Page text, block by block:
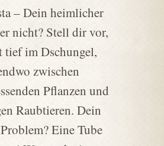
– Dein heimlicher
nicht? Stell dir vor,
tief im Dschungel,
zwischen
Pflanzen und
Raubtieren. Dein
Eine Tube